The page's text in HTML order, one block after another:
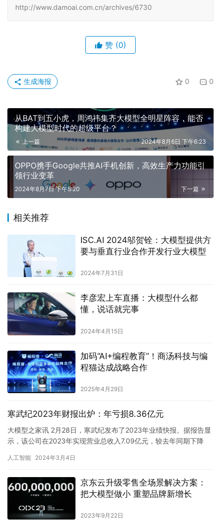
http://www.damoai.com.cn/archives/6730
赞 (0)
0 0
生成海报
从BAT到五小虎，周鸿祎集齐大模型全明星阵容，能否
构建大模型时代的超级平台？
上一篇 2024年8月6日 下午6:23
OPPO携手Google共推AI手机创新，高效生产力功能引
领行业变革
下一篇
2024年8月7日 下午5:20
相关推荐
ISC.AI 2024邬贺铨：大模型提供方
要与垂直行业合作开发行业大模型
2024年7月31日
李彦宏上车直播：大模型什么都
懂，说话就完事
2024年4月15日
加码“AI+编程教育”！商汤科技与编
程猫达成战略合作
2025年4月29日
寒武纪2023年财报出炉：年亏损8.36亿元
大模型之家讯 2月28日，寒武纪发布了2023年业绩快报。据报告显
示，该公司在2023年实现营业总收入7.09亿元，较去年同期下降
人工智能 2024年3月4日
京东云升级零售全场景解决方案：
把大模型做小 重塑品牌新增长
2023年9月22日